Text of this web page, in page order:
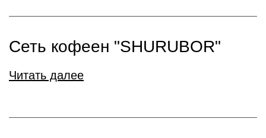
Сеть кофеен "SHURUBOR"
Читать далее